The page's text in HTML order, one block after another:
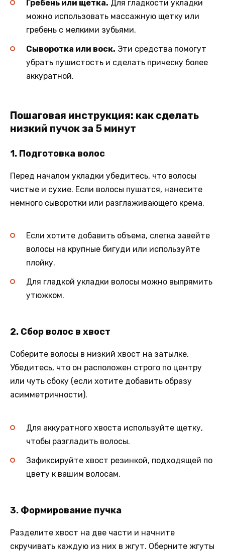
Гребень или щетка. Для гладкости укладки
можно использовать массажную щетку или
гребень с мелкими зубьями.
Сыворотка или воск. Эти средства помогут
убрать пушистость и сделать прическу более
аккуратной.
Пошаговая инструкция: как сделать
низкий пучок за 5 минут
1. Подготовка волос
Перед началом укладки убедитесь, что волосы
чистые и сухие. Если волосы пушатся, нанесите
немного сыворотки или разглаживающего крема.
Если хотите добавить объема, слегка завейте
волосы на крупные бигуди или используйте
плойку.
Для гладкой укладки волосы можно выпрямить
утюжком.
2. Сбор волос в хвост
Соберите волосы в низкий хвост на затылке.
Убедитесь, что он расположен строго по центру
или чуть сбоку (если хотите добавить образу
асимметричности).
Для аккуратного хвоста используйте щетку,
чтобы разгладить волосы.
Зафиксируйте хвост резинкой, подходящей по
цвету к вашим волосам.
3. Формирование пучка
Разделите хвост на две части и начните
скручивать каждую из них в жгут. Оберните жгуты